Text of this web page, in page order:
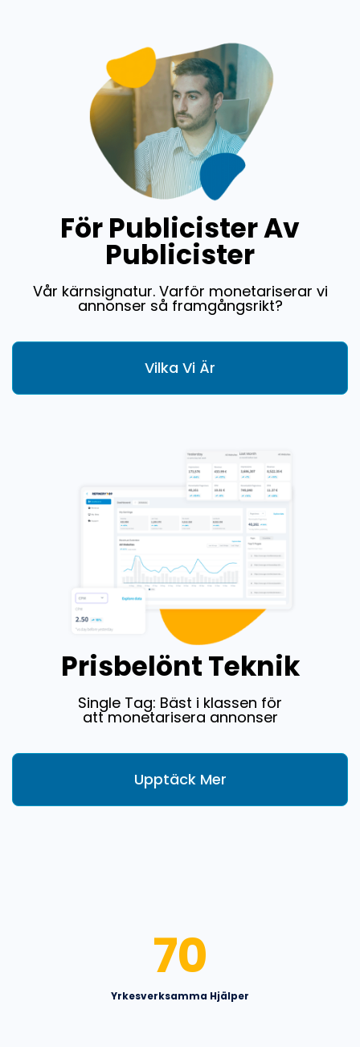
För Publicister Av
Publicister
Vår kärnsignatur. Varför monetariserar vi
annonser så framgångsrikt?
Vilka Vi Är
Prisbelönt Teknik
Single Tag: Bäst i klassen för
att monetarisera annonser
Upptäck Mer
Yrkesverksamma Hjälper
70